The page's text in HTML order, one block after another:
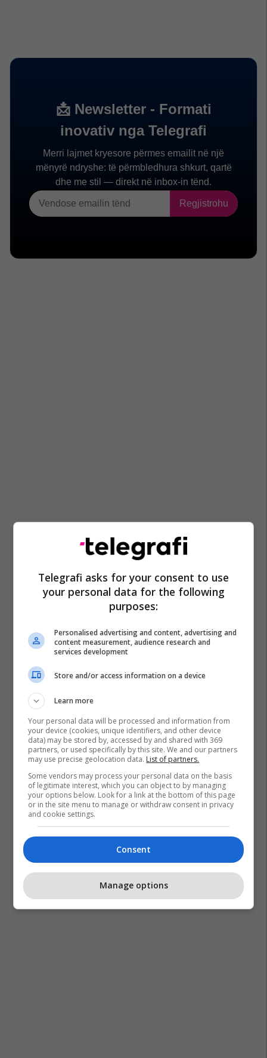
Telegrafi asks for your consent to use
your personal data for the following
purposes:
Personalised advertising and content, advertising and
content measurement, audience research and
services development
Store and/or access information on a device
Learn more
Your personal data will be processed and information from
your device (cookies, unique identifiers, and other device
data) may be stored by, accessed by and shared with 369
partners, or used specifically by this site. We and our partners
may use precise geolocation data. List of partners.
Some vendors may process your personal data on the basis
of legitimate interest, which you can object to by managing
your options below. Look for a link at the bottom of this page
or in the site menu to manage or withdraw consent in privacy
and cookie settings.
Consent
Manage options